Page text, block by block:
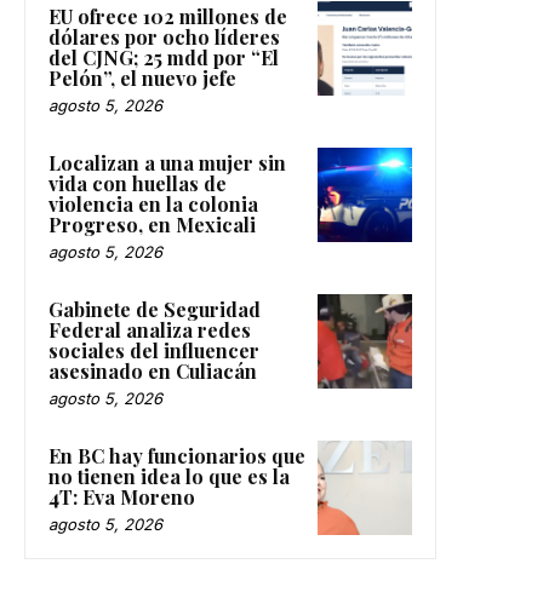
EU ofrece 102 millones de
dólares por ocho líderes
del CJNG; 25 mdd por “El
Pelón”, el nuevo jefe
agosto 5, 2026
Localizan a una mujer sin
vida con huellas de
violencia en la colonia
Progreso, en Mexicali
agosto 5, 2026
Gabinete de Seguridad
Federal analiza redes
sociales del influencer
asesinado en Culiacán
agosto 5, 2026
En BC hay funcionarios que
no tienen idea lo que es la
4T: Eva Moreno
agosto 5, 2026